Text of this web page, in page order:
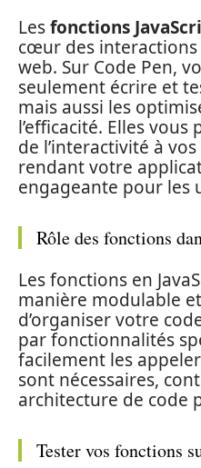
Lesfonctions
cœur des
web. Sur Code Pen,
seulement écrire et
mais aussi les
l’efficacité. Elles
de l’interactivité à
rendant votre
engageante pour les
Rôle des fonctions
Les fonctions en
manière modulable
d’organiser votre
par fonctionnalités
facilement les
sont nécessaires,
architecture de code
Tester vos fonctions